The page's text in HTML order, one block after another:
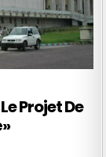
Projet De